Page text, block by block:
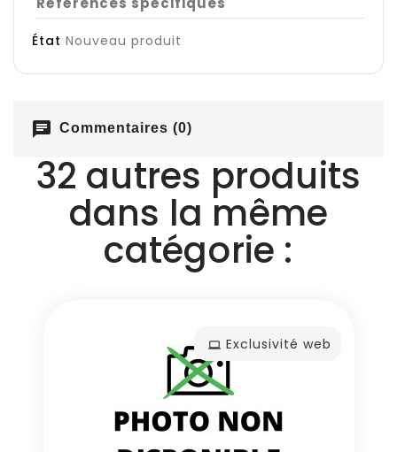
État Nouveau produit
chat Commentaires (0)
32 autres produits
dans la même
catégorie :
Exclusivité web